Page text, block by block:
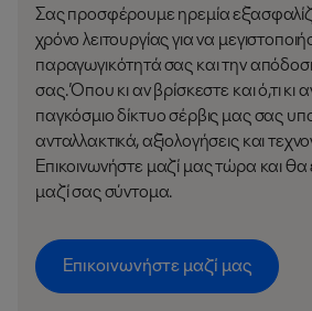
Σας προσφέρουμε ηρεμία
χρόνο λειτουργίας για να
παραγωγικότητά σας και την
σας. Όπου κι αν βρίσκεστε και ό,τι κι
παγκόσμιο δίκτυο σέρβις μας σας
ανταλλακτικά, αξιολογήσεις και
Επικοινωνήστε μαζί μας τώρα και
μαζί σας σύντομα.
Επικοινωνήστε μαζί μας